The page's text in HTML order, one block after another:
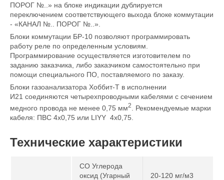
ПОРОГ №..» на блоке индикации дублируется
переключением соответствующего выхода блоке коммутации
- «КАНАЛ №.. ПОРОГ №..».
Блоки коммутации БР-10 позволяют программировать
работу реле по определенным условиям.
Программирование осуществляется изготовителем по
заданию заказчика, либо заказчиком самостоятельно при
помощи специального ПО, поставляемого по заказу.
Блоки газоанализатора Хоббит-Т в исполнении
И21 соединяются четырехпроводными кабелями с сечением
медного провода не менее 0,75 мм2
. Рекомендуемые марки
кабеля: ПВС 4х0,75 или LIYY 4х0,75.
Технические характеристики
CO Углерода
оксид (Угарный
20-120 мг/м3